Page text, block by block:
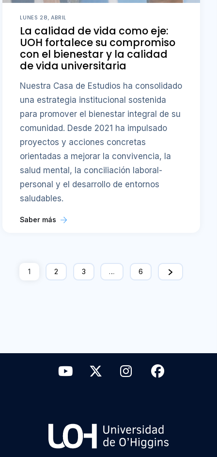
LUNES 28, ABRIL
La calidad de vida como eje:
UOH fortalece su compromiso
con el bienestar y la calidad
de vida universitaria
Nuestra Casa de Estudios ha consolidado
una estrategia institucional sostenida
para promover el bienestar integral de su
comunidad. Desde 2021 ha impulsado
proyectos y acciones concretas
orientadas a mejorar la convivencia, la
salud mental, la conciliación laboral-
personal y el desarrollo de entornos
saludables.
Saber más
1 2 3 … 6